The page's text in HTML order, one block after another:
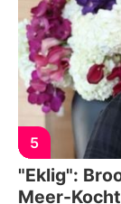
5
"Eklig":
Meer-